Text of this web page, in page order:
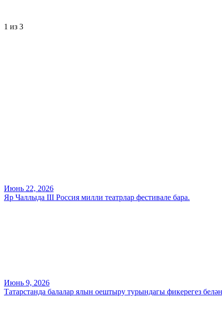
1 из 3
Июнь 22, 2026
Яр Чаллыда III Россия милли театрлар фестивале бара.
Июнь 9, 2026
Татарстанда балалар ялын оештыру турындагы фикерегез